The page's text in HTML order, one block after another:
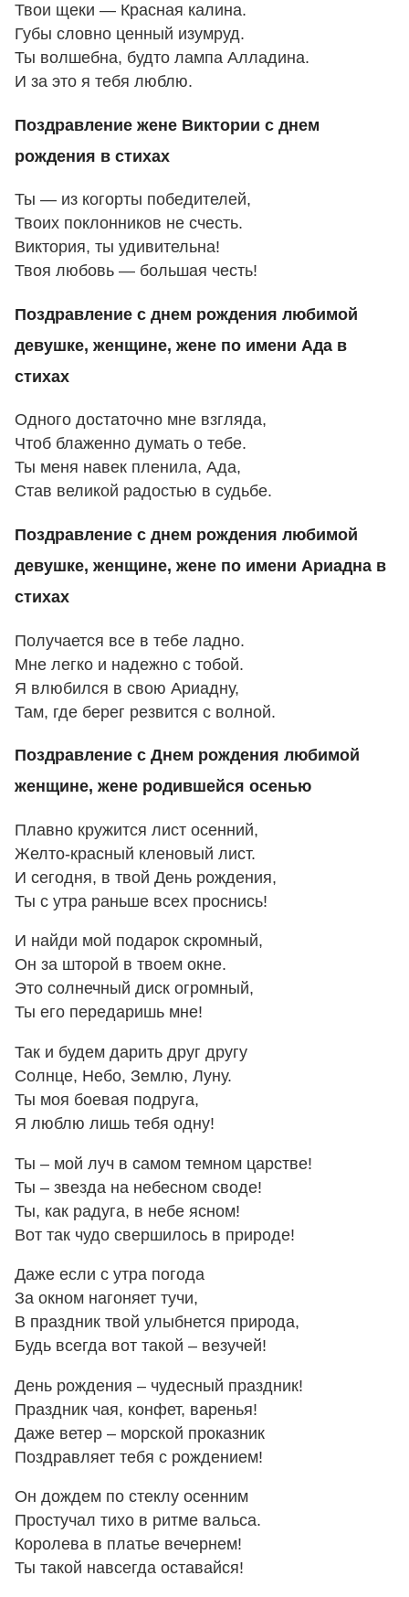
Твои щеки — Красная калина.
Губы словно ценный изумруд.
Ты волшебна, будто лампа Алладина.
И за это я тебя люблю.
Поздравление жене Виктории с днем
рождения в стихах
Ты — из когорты победителей,
Твоих поклонников не счесть.
Виктория, ты удивительна!
Твоя любовь — большая честь!
Поздравление с днем рождения любимой
девушке, женщине, жене по имени Ада в
стихах
Одного достаточно мне взгляда,
Чтоб блаженно думать о тебе.
Ты меня навек пленила, Ада,
Став великой радостью в судьбе.
Поздравление с днем рождения любимой
девушке, женщине, жене по имени Ариадна в
стихах
Получается все в тебе ладно.
Мне легко и надежно с тобой.
Я влюбился в свою Ариадну,
Там, где берег резвится с волной.
Поздравление с Днем рождения любимой
женщине, жене родившейся осенью
Плавно кружится лист осенний,
Желто-красный кленовый лист.
И сегодня, в твой День рождения,
Ты с утра раньше всех проснись!
И найди мой подарок скромный,
Он за шторой в твоем окне.
Это солнечный диск огромный,
Ты его передаришь мне!
Так и будем дарить друг другу
Солнце, Небо, Землю, Луну.
Ты моя боевая подруга,
Я люблю лишь тебя одну!
Ты – мой луч в самом темном царстве!
Ты – звезда на небесном своде!
Ты, как радуга, в небе ясном!
Вот так чудо свершилось в природе!
Даже если с утра погода
За окном нагоняет тучи,
В праздник твой улыбнется природа,
Будь всегда вот такой – везучей!
День рождения – чудесный праздник!
Праздник чая, конфет, варенья!
Даже ветер – морской проказник
Поздравляет тебя с рождением!
Он дождем по стеклу осенним
Простучал тихо в ритме вальса.
Королева в платье вечернем!
Ты такой навсегда оставайся!